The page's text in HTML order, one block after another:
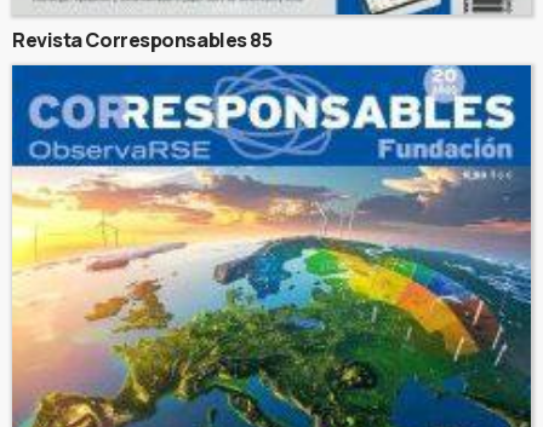
Revista Corresponsables 85